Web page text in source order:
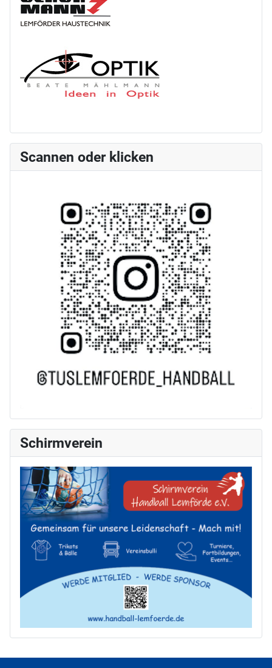
Scannen oder klicken
Schirmverein